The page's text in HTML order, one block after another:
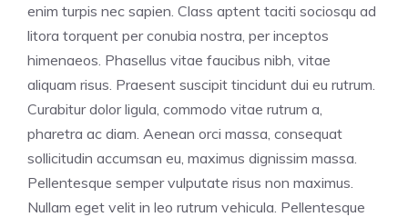
enim turpis nec sapien. Class aptent taciti sociosqu ad
litora torquent per conubia nostra, per inceptos
himenaeos. Phasellus vitae faucibus nibh, vitae
aliquam risus. Praesent suscipit tincidunt dui eu rutrum.
Curabitur dolor ligula, commodo vitae rutrum a,
pharetra ac diam. Aenean orci massa, consequat
sollicitudin accumsan eu, maximus dignissim massa.
Pellentesque semper vulputate risus non maximus.
Nullam eget velit in leo rutrum vehicula. Pellentesque